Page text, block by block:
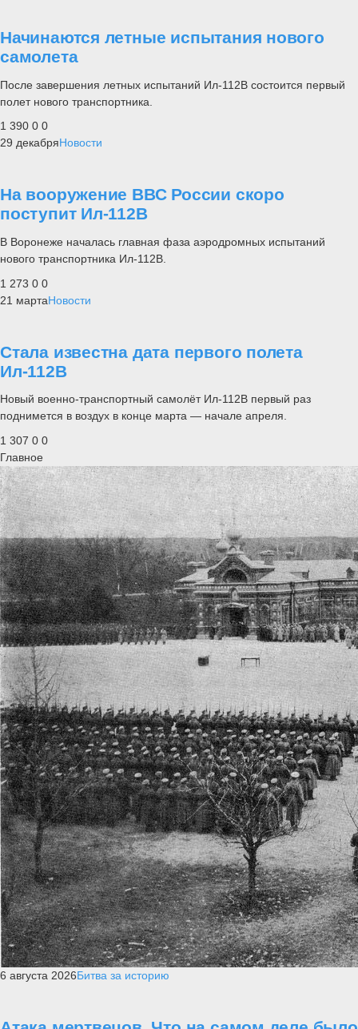
Начинаются летные испытания нового
самолета
После завершения летных испытаний Ил-112В состоится первый
полет нового транспортника.
1 390 0 0
29 декабряНовости
На вооружение ВВС России скоро
поступит Ил-112В
В Воронеже началась главная фаза аэродромных испытаний
нового транспортника Ил-112В.
1 273 0 0
21 мартаНовости
Стала известна дата первого полета
Ил-112В
Новый военно-транспортный самолёт Ил-112В первый раз
поднимется в воздух в конце марта — начале апреля.
1 307 0 0
Главное
6 августа 2026Битва за историю